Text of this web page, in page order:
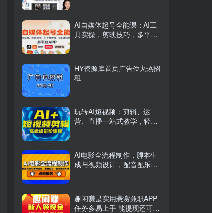
AI自媒体起号全能课：AI工
具实操，剪映技巧，多平台
HY资源库首页广告位火热招
租
玩转AI短视频：剪辑、运
营、直播一站式教学，轻松
AI电影全流程制作，脚本生
成与视频设计，配音配乐一
趣闲赚是实用悬赏兼职APP
任务多易上手 能提现还可邀